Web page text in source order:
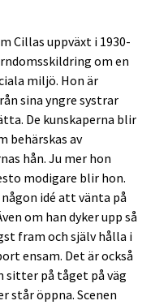
Cillas uppväxt i 1930-
om en
miljö. Hon är
sina yngre systrar
De kunskaperna blir
behärskas av
hån. Ju mer hon
modigare blir hon.
idé att vänta på
om han dyker upp så
fram och själv hålla i
ensam. Det är också
sitter på tåget på väg
står öppna. Scenen